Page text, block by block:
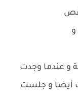
و عندما وجدت
أيضا و جلست